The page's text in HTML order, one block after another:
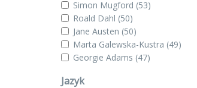
Simon Mugford (53)
Roald Dahl (50)
Jane Austen (50)
Marta Galewska-Kustra (49)
Georgie Adams (47)
Jazyk